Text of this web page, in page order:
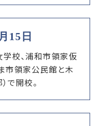
15日
校、浦和市領家仮
市領家公民館と木
で開校。